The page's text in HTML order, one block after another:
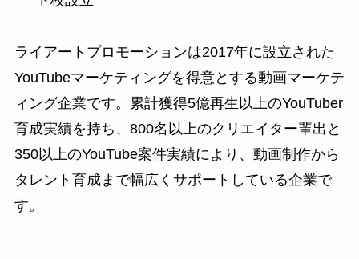
ライアートプロモーションは2017年に設立された
YouTubeマーケティングを得意とする動画マーケテ
ィング企業です。累計獲得5億再生以上のYouTuber
育成実績を持ち、800名以上のクリエイター輩出と
350以上のYouTube案件実績により、動画制作から
タレント育成まで幅広くサポートしている企業で
す。